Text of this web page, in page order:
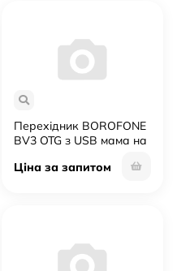
Перехідник BOROFONE
BV3 OTG з USB мама на
MAX
Ціна за запитом